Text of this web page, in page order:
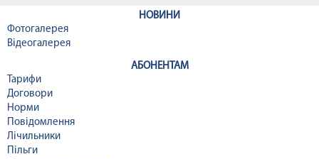
НОВИНИ
Фотогалерея
Відеогалерея
АБОНЕНТАМ
Тарифи
Договори
Норми
Повідомлення
Лічильники
Пільги